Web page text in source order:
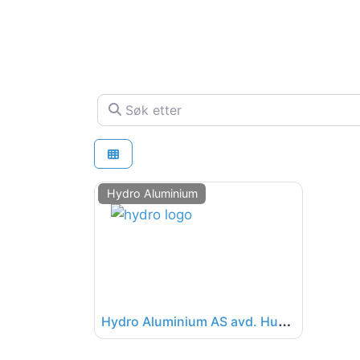
Søk etter
Hydro Aluminium
H
ydro Aluminium AS avd. Husnes